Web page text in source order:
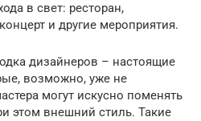
в свет: ресторан,
и другие мероприятия.
дизайнеров – настоящие
возможно, уже не
могут искусно поменять
этом внешний стиль. Такие